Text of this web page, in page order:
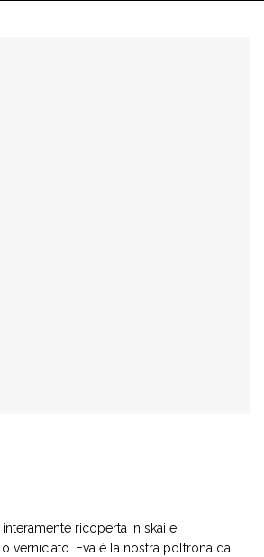
ricoperta in skai e
verniciato. Eva è la nostra poltrona da